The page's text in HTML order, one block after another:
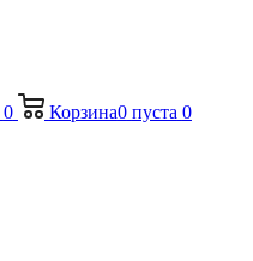
0 Корзина0 пуста 0